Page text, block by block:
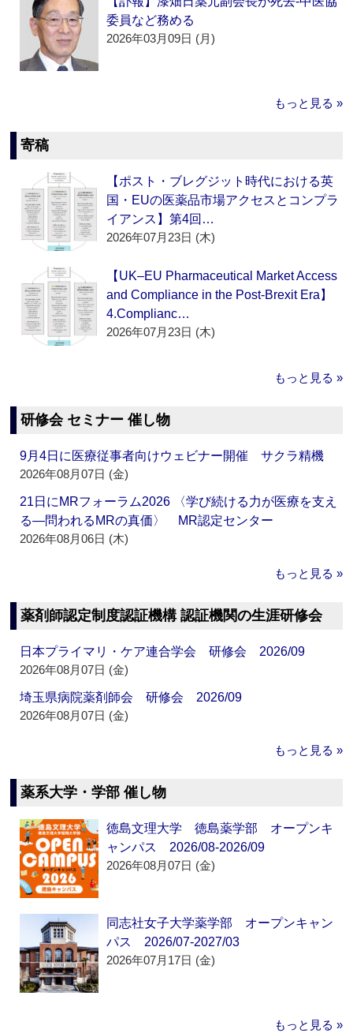
委員など務める
2026年03月09日 (月)
もっと見る »
寄稿
【ポスト・ブレグジット時代における英
国・EUの医薬品市場アクセスとコンプラ
イアンス】第4回…
2026年07月23日 (木)
【UK–EU Pharmaceutical Market Access
and Compliance in the Post-Brexit Era】
4.Complianc…
2026年07月23日 (木)
もっと見る »
研修会 セミナー 催し物
9月4日に医療従事者向けウェビナー開催 サクラ精機
2026年08月07日 (金)
21日にMRフォーラム2026 〈学び続ける力が医療を支え
る―問われるMRの真価〉 MR認定センター
2026年08月06日 (木)
もっと見る »
薬剤師認定制度認証機構 認証機関の生涯研修会
日本プライマリ・ケア連合学会 研修会 2026/09
2026年08月07日 (金)
埼玉県病院薬剤師会 研修会 2026/09
2026年08月07日 (金)
もっと見る »
薬系大学・学部 催し物
徳島文理大学 徳島薬学部 オープンキ
ャンパス 2026/08-2026/09
2026年08月07日 (金)
同志社女子大学薬学部 オープンキャン
パス 2026/07-2027/03
2026年07月17日 (金)
もっと見る »